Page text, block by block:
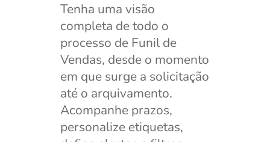
Tenha uma visão
completa de todo o
processo de Funil de
Vendas, desde o momento
em que surge a solicitação
até o arquivamento.
Acompanhe prazos,
personalize etiquetas,